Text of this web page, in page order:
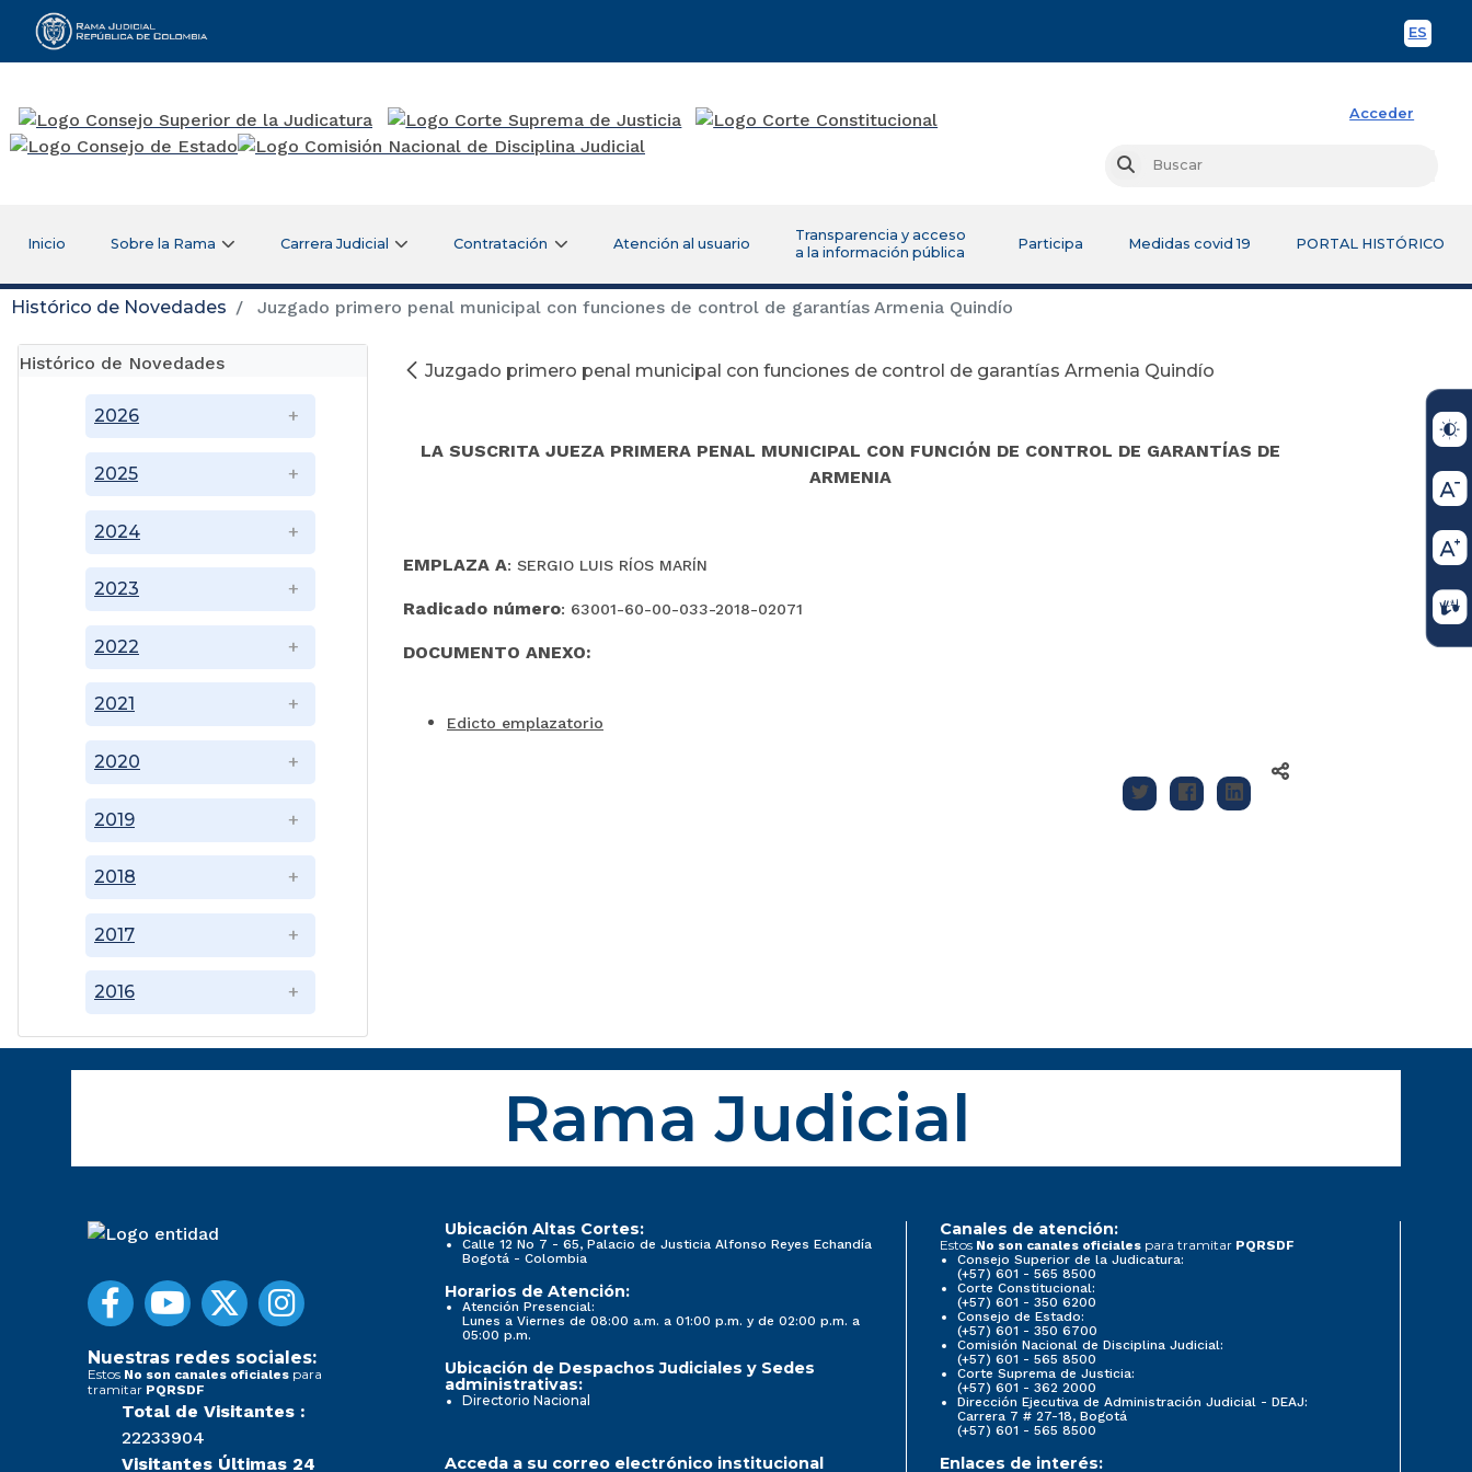
ES
Rama Judicial
Acceder
Buscar
Inicio Sobre la Rama Carrera Judicial Contratación Atención al usuario
Transparencia y acceso
a la información pública
Participa Medidas covid 19 PORTAL HISTÓRICO
Histórico de Novedades Juzgado primero penal municipal con funciones de control de garantías Armenia Quindío
Histórico de Novedades
2016
2017
2018
2019
2020
2021
2022
2023
2024
2025
2026
Juzgado primero penal municipal con funciones de control de garantías Armenia Quindío
LA SUSCRITA JUEZA PRIMERA PENAL MUNICIPAL CON FUNCIÓN DE CONTROL DE GARANTÍAS DE
ARMENIA
EMPLAZA A: SERGIO LUIS RÍOS MARÍN
Radicado número: 63001-60-00-033-2018-02071
DOCUMENTO ANEXO:
Edicto emplazatorio
Rama Judicial
Nuestras redes sociales:
Estos No son canales oficiales para
tramitar PQRSDF
Total de Visitantes :
22233904
Visitantes Últimas 24
Ubicación Altas Cortes:
Calle 12 No 7 - 65, Palacio de Justicia Alfonso Reyes Echandía
Bogotá - Colombia
Horarios de Atención:
Atención Presencial:
Lunes a Viernes de 08:00 a.m. a 01:00 p.m. y de 02:00 p.m. a
05:00 p.m.
Ubicación de Despachos Judiciales y Sedes
administrativas:
Directorio Nacional
Canales de atención:
Estos No son canales oficiales para tramitar PQRSDF
Consejo Superior de la Judicatura:
(+57) 601 - 565 8500
Corte Constitucional:
(+57) 601 - 350 6200
Consejo de Estado:
(+57) 601 - 350 6700
Comisión Nacional de Disciplina Judicial:
(+57) 601 - 565 8500
Corte Suprema de Justicia:
(+57) 601 - 362 2000
Dirección Ejecutiva de Administración Judicial - DEAJ:
Carrera 7 # 27-18, Bogotá
(+57) 601 - 565 8500
Acceda a su correo electrónico institucional Enlaces de interés: